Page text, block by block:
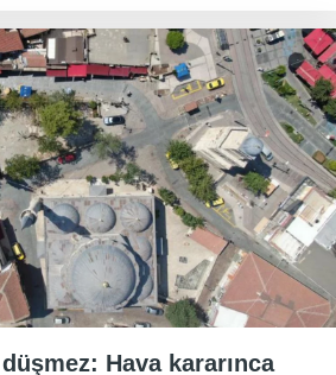
Hava kararınca